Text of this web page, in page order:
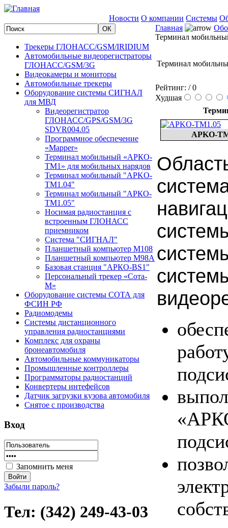
Новости О компании Системы
Трекеры ГЛОНАСС/GSM/IRIDIUM
Автомобильные видеорегистраторы
ГЛОНАСС/GSM/3G
Видеокамеры и мониторы
Автомобильные трекеры
Оборудование системы СИГНАЛ
для МВД
Видеорегистратор
ГЛОНАСС/GPS/GSM/3G
SDVR004.05
Программное обеспечение
«Mapper»
Терминал мобильный «АРКО-
ТМ1» для мобильных нарядов
Терминал мобильный "APKO-
TM1.04"
Терминал мобильный "АРКО-
ТМ1.05"
Носимая радиостанция с
встроенным ГЛОНАСС
приемником
Система "СИГНАЛ"
Планшетный компьютер М108
Планшетный компьютер М98А
Базовая станция "АРКО-BS1"
Персональный трекер «Сота-
М»
Оборудование системы СОТА для
ФСИН РФ
Радиомодемы
Системы дистанционного
управления радиостанциями
Комплекс для охраны
бронеавтомобиля
Автомобильные коммуникаторы
Промышленные контроллеры
Программаторы радиостанций
Конвертеры интефейсов
Датчик загрузки кузова автомобиля
Снятое с производства
Вход
Запомнить меня
Забыли пароль?
Тел: (342) 249-43-03
Главная
Терминал
Терминал
Рейтинг: / 0
Худшая
APKO-